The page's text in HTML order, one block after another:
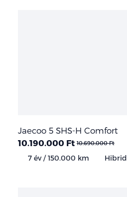
Jaecoo 5 SHS-H Comfort
10.190.000 Ft 10.690.000 Ft
7 év / 150.000 km Hibrid